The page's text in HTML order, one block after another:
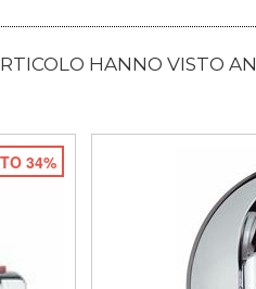
HANNO VISTO
34%